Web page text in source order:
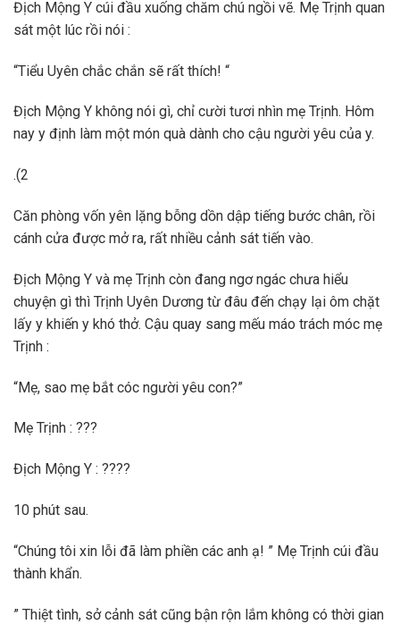
Địch Mộng Y cúi đầu xuống chăm chú ngồi vẽ. Mẹ Trịnh quan
sát một lúc rồi nói :
“Tiểu Uyên chắc chắn sẽ rất thích! “
Địch Mộng Y không nói gì, chỉ cười tươi nhìn mẹ Trịnh. Hôm
nay y định làm một món quà dành cho cậu người yêu của y.
.(2
Căn phòng vốn yên lặng bỗng dồn dập tiếng bước chân, rồi
cánh cửa được mở ra, rất nhiều cảnh sát tiến vào.
Địch Mộng Y và mẹ Trịnh còn đang ngơ ngác chưa hiểu
chuyện gì thì Trịnh Uyên Dương từ đâu đến chạy lại ôm chặt
lấy y khiến y khó thở. Cậu quay sang mếu máo trách móc mẹ
Trịnh :
“Mẹ, sao mẹ bắt cóc người yêu con?”
Mẹ Trịnh : ???
Địch Mộng Y : ????
10 phút sau.
“Chúng tôi xin lỗi đã làm phiền các anh ạ! ” Mẹ Trịnh cúi đầu
thành khẩn.
” Thiệt tình, sở cảnh sát cũng bận rộn lắm không có thời gian